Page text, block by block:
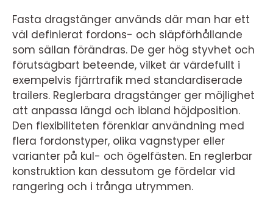
Fasta dragstänger används där man har ett
väl definierat fordons- och släpförhållande
som sällan förändras. De ger hög styvhet och
förutsägbart beteende, vilket är värdefullt i
exempelvis fjärrtrafik med standardiserade
trailers. Reglerbara dragstänger ger möjlighet
att anpassa längd och ibland höjdposition.
Den flexibiliteten förenklar användning med
flera fordonstyper, olika vagnstyper eller
varianter på kul- och ögelfästen. En reglerbar
konstruktion kan dessutom ge fördelar vid
rangering och i trånga utrymmen.